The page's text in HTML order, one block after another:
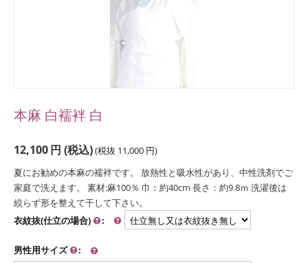
本麻 白襦袢 白
12,100円 (税込)(税抜 11,000 円)
夏にお勧めの本麻の襦袢です。 放熱性と吸水性があり、中性洗剤でご
家庭で洗えます。 素材:麻100％ 巾：約40cm 長さ：約9.8ｍ 洗濯後は
絞らず形を整えて干して下さい。
衣紋抜(仕立の場合)
:
男性用サイズ :